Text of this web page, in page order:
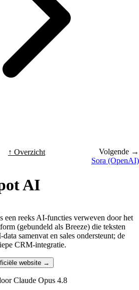
↑ Overzicht
Volgende →
Sora (OpenAI)
AI
een reeks AI-functies verweven door het
(gebundeld als Breeze) die teksten
samenvat en sales ondersteunt; de
CRM-integratie.
website →
Claude Opus 4.8